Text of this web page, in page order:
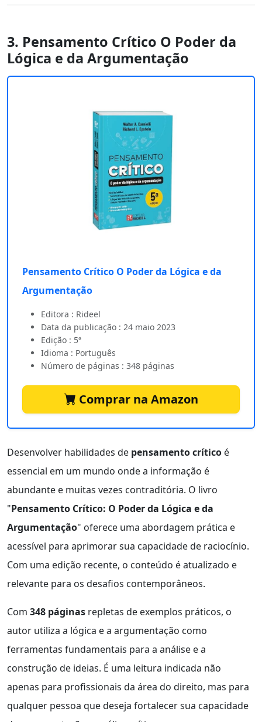
3. Pensamento Crítico O Poder da
Lógica e da Argumentação
Pensamento Crítico O Poder da Lógica e da
Argumentação
Editora : Rideel
Data da publicação : 24 maio 2023
Edição : 5ª
Idioma : Português
Número de páginas : 348 páginas
Comprar na Amazon
Desenvolver habilidades de pensamento crítico é
essencial em um mundo onde a informação é
abundante e muitas vezes contraditória. O livro
"Pensamento Crítico: O Poder da Lógica e da
Argumentação" oferece uma abordagem prática e
acessível para aprimorar sua capacidade de raciocínio.
Com uma edição recente, o conteúdo é atualizado e
relevante para os desafios contemporâneos.
Com 348 páginas repletas de exemplos práticos, o
autor utiliza a lógica e a argumentação como
ferramentas fundamentais para a análise e a
construção de ideias. É uma leitura indicada não
apenas para profissionais da área do direito, mas para
qualquer pessoa que deseja fortalecer sua capacidade